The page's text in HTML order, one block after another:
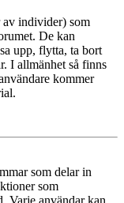
individer) som
De kan
upp, flytta, ta bort
I allmänhet så finns
kommer
som delar in
som